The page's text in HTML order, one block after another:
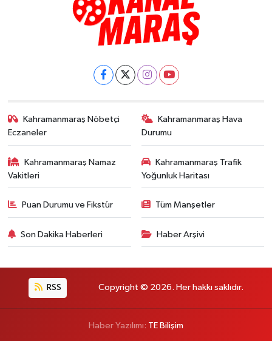
Kahramanmaraş Nöbetçi
Eczaneler
Kahramanmaraş Hava
Durumu
Kahramanmaraş Namaz
Vakitleri
Kahramanmaraş Trafik
Yoğunluk Haritası
Puan Durumu ve Fikstür Tüm Manşetler
Son Dakika Haberleri Haber Arşivi
RSS Copyright © 2026. Her hakkı saklıdır.
Haber Yazılımı: TE Bilişim